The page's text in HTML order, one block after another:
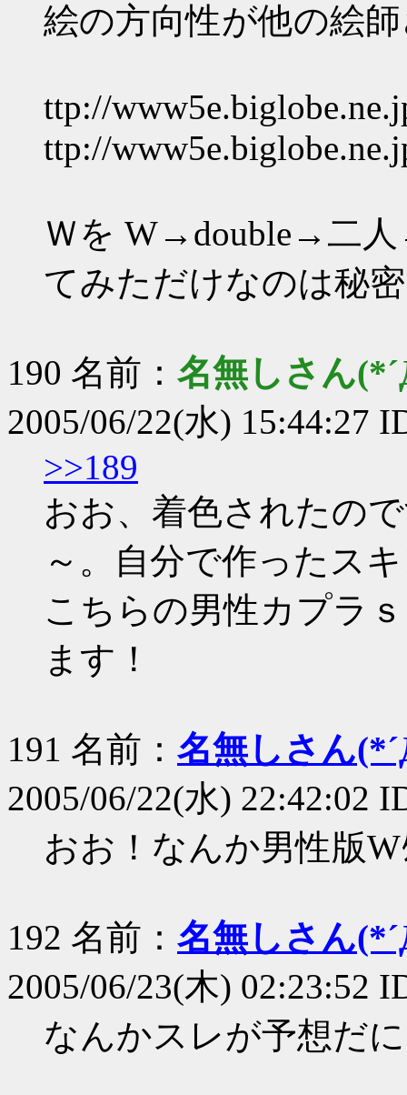
絵の方向性が他の絵
ttp://
ttp://
Ｗを W→double→二
てみただけなのは秘
190 名前： 名無しさん
2005/06/22(水) 15:44:27
>>189
おお、着色されたの
～。自分で作ったス
こちらの男性カプラ
ます！
191 名前： 名無しさん
2005/06/22(水) 22:42:02
おお！なんか男性版
192 名前： 名無しさん
2005/06/23(木) 02:23:52
なんかスレが予想だ